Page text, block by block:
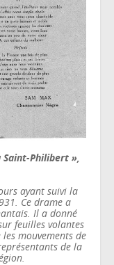
Philibert »,
ayant suivi la
Ce drame a
Il a donné
feuilles volantes
mouvements de
de la